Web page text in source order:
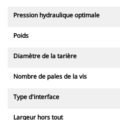
Pression hydraulique optimale
Poids
Diamètre de la tarière
Nombre de pales de la vis
Type d'interface
Largeur hors tout